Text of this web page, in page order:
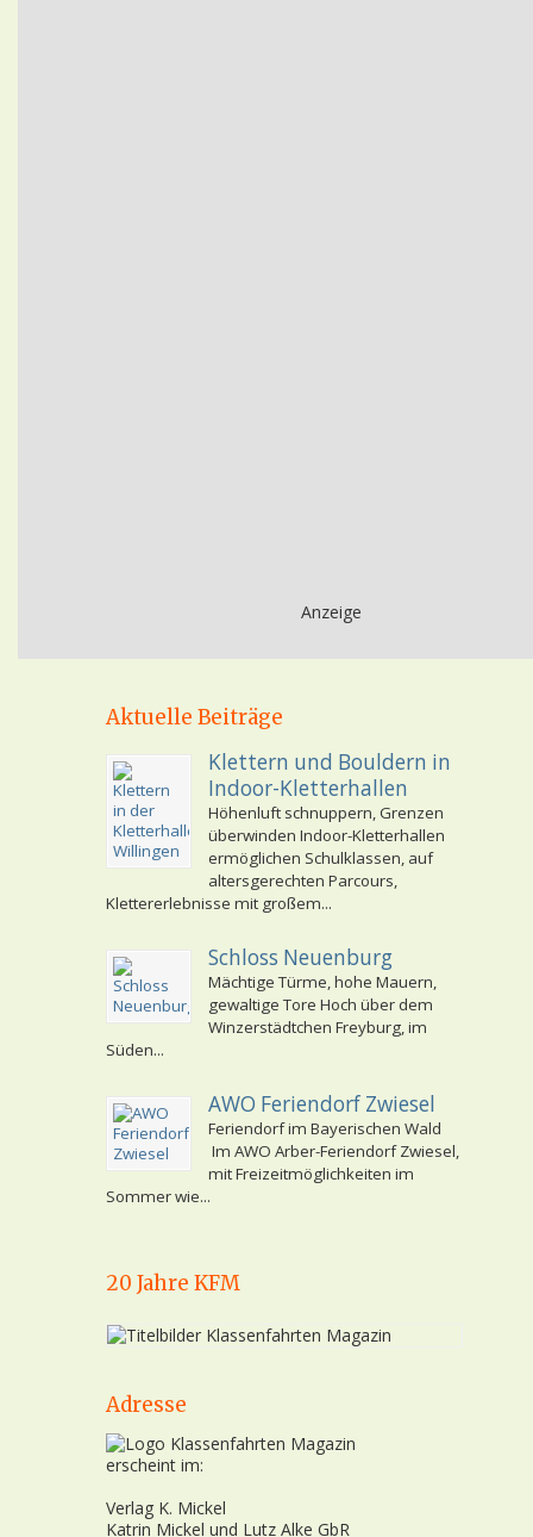
Anzeige
Aktuelle Beiträge
Klettern und Bouldern in
Indoor-Kletterhallen
Höhenluft schnuppern, Grenzen
überwinden Indoor-Kletterhallen
ermöglichen Schulklassen, auf
altersgerechten Parcours,
Klettererlebnisse mit großem...
Schloss Neuenburg
Mächtige Türme, hohe Mauern,
gewaltige Tore Hoch über dem
Winzerstädtchen Freyburg, im
Süden...
AWO Feriendorf Zwiesel
Feriendorf im Bayerischen Wald
Im AWO Arber-Feriendorf Zwiesel,
mit Freizeitmöglichkeiten im
Sommer wie...
20 Jahre KFM
Adresse
erscheint im:
Verlag K. Mickel
Katrin Mickel und Lutz Alke GbR